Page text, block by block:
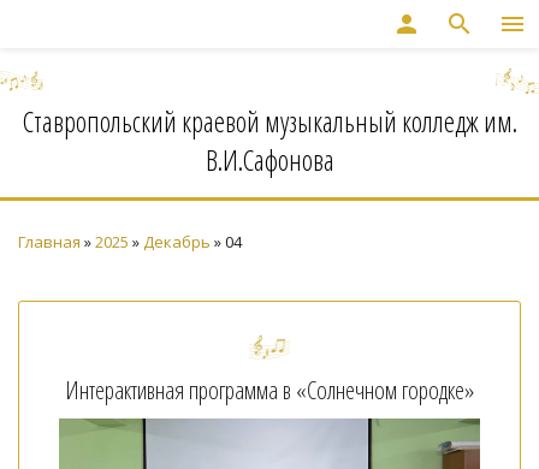
menu
search
person
Ставропольский краевой музыкальный колледж им.
В.И.Сафонова
Главная »2025 »Декабрь »04
Интерактивная программа в «Солнечном городке»